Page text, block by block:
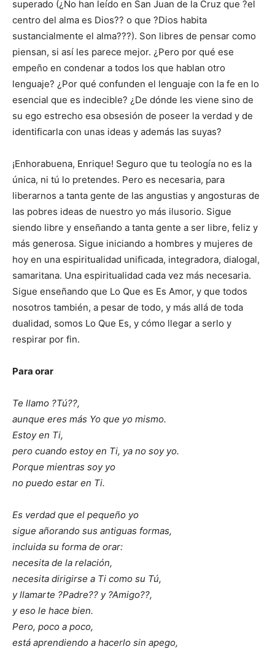
superado (¿No han leído en San Juan de la Cruz que ?el
centro del alma es Dios?? o que ?Dios habita
sustancialmente el alma???). Son libres de pensar como
piensan, si así les parece mejor. ¿Pero por qué ese
empeño en condenar a todos los que hablan otro
lenguaje? ¿Por qué confunden el lenguaje con la fe en lo
esencial que es indecible? ¿De dónde les viene sino de
su ego estrecho esa obsesión de poseer la verdad y de
identificarla con unas ideas y además las suyas?
¡Enhorabuena, Enrique! Seguro que tu teología no es la
única, ni tú lo pretendes. Pero es necesaria, para
liberarnos a tanta gente de las angustias y angosturas de
las pobres ideas de nuestro yo más ilusorio. Sigue
siendo libre y enseñando a tanta gente a ser libre, feliz y
más generosa. Sigue iniciando a hombres y mujeres de
hoy en una espiritualidad unificada, integradora, dialogal,
samaritana. Una espiritualidad cada vez más necesaria.
Sigue enseñando que Lo Que es Es Amor, y que todos
nosotros también, a pesar de todo, y más allá de toda
dualidad, somos Lo Que Es, y cómo llegar a serlo y
respirar por fin.
Para orar
Te llamo ?Tú??,
aunque eres más Yo que yo mismo.
Estoy en Ti,
pero cuando estoy en Ti, ya no soy yo.
Porque mientras soy yo
no puedo estar en Ti.
Es verdad que el pequeño yo
sigue añorando sus antiguas formas,
incluida su forma de orar:
necesita de la relación,
necesita dirigirse a Ti como su Tú,
y llamarte ?Padre?? y ?Amigo??,
y eso le hace bien.
Pero, poco a poco,
está aprendiendo a hacerlo sin apego,